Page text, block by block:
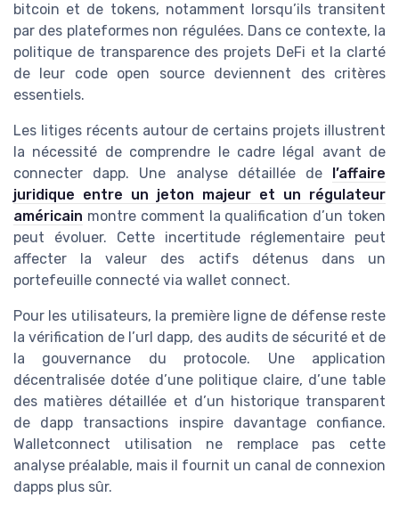
bitcoin et de tokens, notamment lorsqu’ils transitent
par des plateformes non régulées. Dans ce contexte, la
politique de transparence des projets DeFi et la clarté
de leur code open source deviennent des critères
essentiels.
Les litiges récents autour de certains projets illustrent
la nécessité de comprendre le cadre légal avant de
connecter dapp. Une analyse détaillée de l’affaire
juridique entre un jeton majeur et un régulateur
américain montre comment la qualification d’un token
peut évoluer. Cette incertitude réglementaire peut
affecter la valeur des actifs détenus dans un
portefeuille connecté via wallet connect.
Pour les utilisateurs, la première ligne de défense reste
la vérification de l’url dapp, des audits de sécurité et de
la gouvernance du protocole. Une application
décentralisée dotée d’une politique claire, d’une table
des matières détaillée et d’un historique transparent
de dapp transactions inspire davantage confiance.
Walletconnect utilisation ne remplace pas cette
analyse préalable, mais il fournit un canal de connexion
dapps plus sûr.